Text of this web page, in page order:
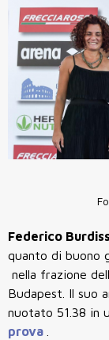
Federico
quanto di buono
nella frazione
Budapest. Il suo
nuotato 51.38 in
prova